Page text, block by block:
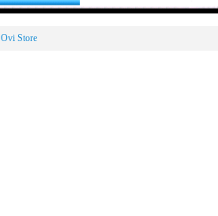
Ovi Store